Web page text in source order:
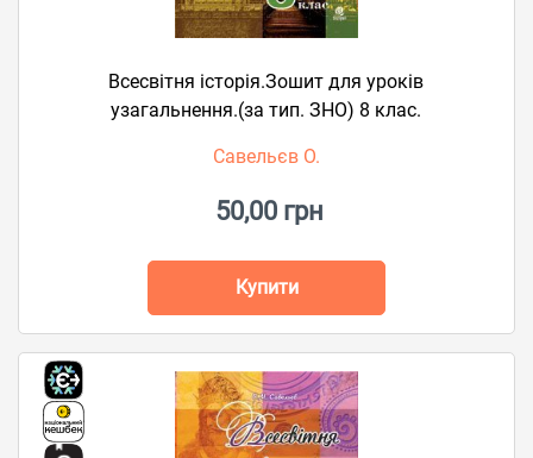
Всесвітня історія.Зошит для уроків
узагальнення.(за тип. ЗНО) 8 клас.
Савельєв О.
50,00 грн
Купити